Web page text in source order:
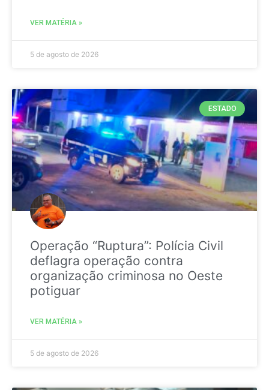
VER MATÉRIA »
5 de agosto de 2026
ESTADO
Operação “Ruptura”: Polícia Civil
deflagra operação contra
organização criminosa no Oeste
potiguar
VER MATÉRIA »
5 de agosto de 2026